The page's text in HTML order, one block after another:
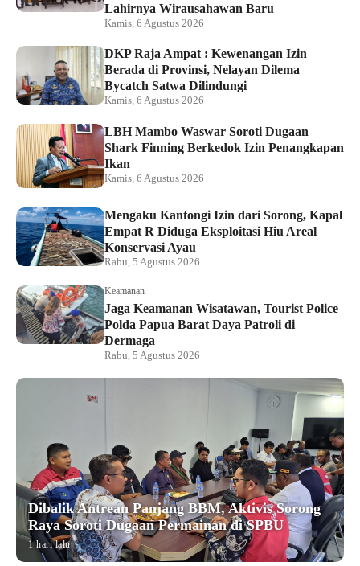
Lahirnya Wirausahawan Baru
Kamis, 6 Agustus 2026
DKP Raja Ampat : Kewenangan Izin
Berada di Provinsi, Nelayan Dilema
Bycatch Satwa Dilindungi
Kamis, 6 Agustus 2026
LBH Mambo Waswar Soroti Dugaan
Shark Finning Berkedok Izin Penangkapan
Ikan
Kamis, 6 Agustus 2026
Mengaku Kantongi Izin dari Sorong, Kapal
Empat R Diduga Eksploitasi Hiu Areal
Konservasi Ayau
Rabu, 5 Agustus 2026
Keamanan
Jaga Keamanan Wisatawan, Tourist Police
Polda Papua Barat Daya Patroli di
Dermaga
Rabu, 5 Agustus 2026
Dibalik Antrean Panjang BBM, Aktivis Sorong
Raya Soroti Dugaan Permainan di SPBU
1 hari lalu